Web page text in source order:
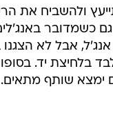
ולהשביח את
כשמדובר
בלבד בלחיצת
ימצא שותף